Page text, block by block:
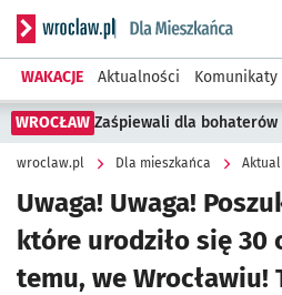
Serwis informacyjny wroclaw.pl
WAKACJE Aktualności Komunikaty
WROCŁAW Zaśpiewali dla
wroclaw.pl Dla mieszkańca
Uwaga! Uwaga!
które urodziło się 30
temu, we